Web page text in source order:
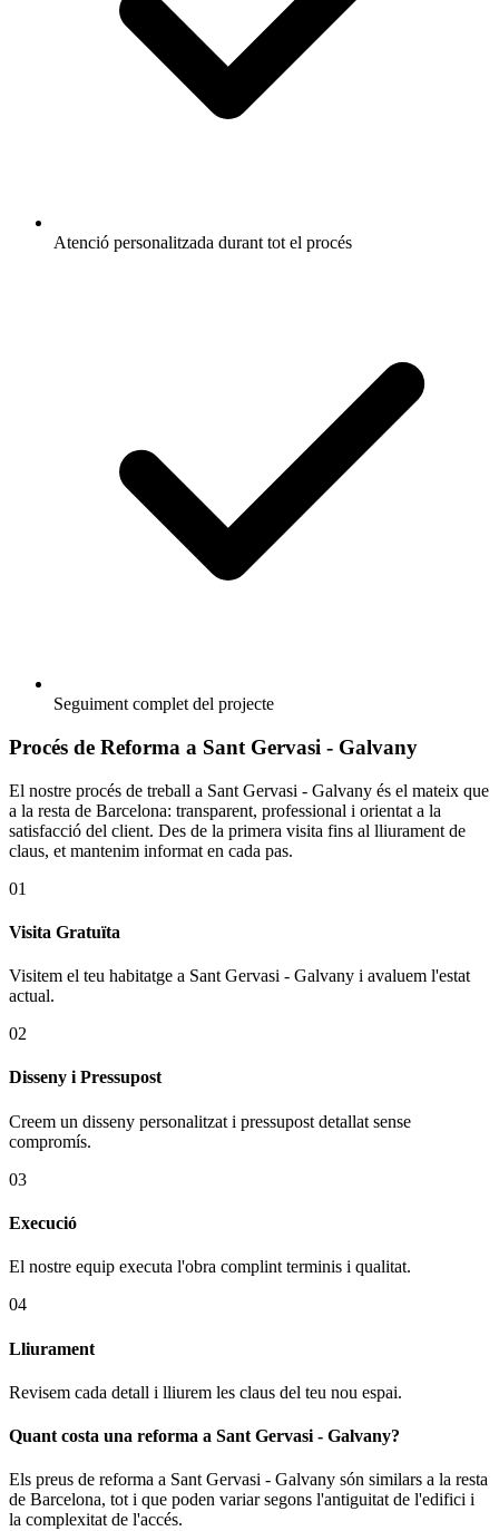
Atenció personalitzada durant tot el procés
Seguiment complet del projecte
Procés de Reforma a Sant Gervasi - Galvany
El nostre procés de treball a Sant Gervasi - Galvany és el mateix que
a la resta de Barcelona: transparent, professional i orientat a la
satisfacció del client. Des de la primera visita fins al lliurament de
claus, et mantenim informat en cada pas.
01
Visita Gratuïta
Visitem el teu habitatge a Sant Gervasi - Galvany i avaluem l'estat
actual.
02
Disseny i Pressupost
Creem un disseny personalitzat i pressupost detallat sense
compromís.
03
Execució
El nostre equip executa l'obra complint terminis i qualitat.
04
Lliurament
Revisem cada detall i lliurem les claus del teu nou espai.
Quant costa una reforma a Sant Gervasi - Galvany?
Els preus de reforma a Sant Gervasi - Galvany són similars a la resta
de Barcelona, tot i que poden variar segons l'antiguitat de l'edifici i
la complexitat de l'accés.